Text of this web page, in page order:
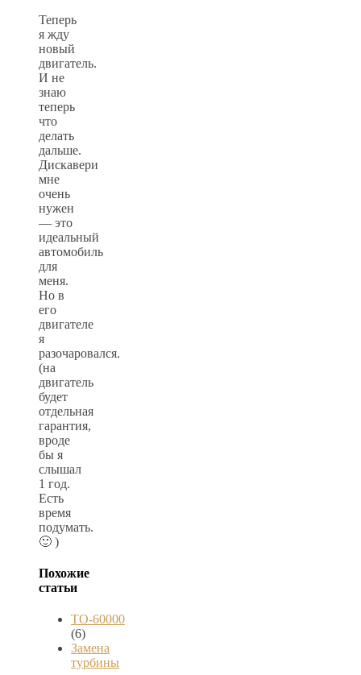
Теперь
я жду
новый
двигатель.
И не
знаю
теперь
что
делать
дальше.
Дискавери
мне
очень
нужен
— это
идеальный
автомобиль
для
меня.
Но в
его
двигателе
я
разочаровался.
(на
двигатель
будет
отдельная
гарантия,
вроде
бы я
слышал
1 год.
Есть
время
подумать.
🙂 )
Похожие
статьи
ТО-60000
(6)
Замена
турбины